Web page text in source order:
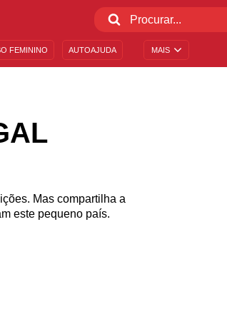
MAIS
FEMININO AUTOAJUDA
Mas compartilha a
este pequeno país.